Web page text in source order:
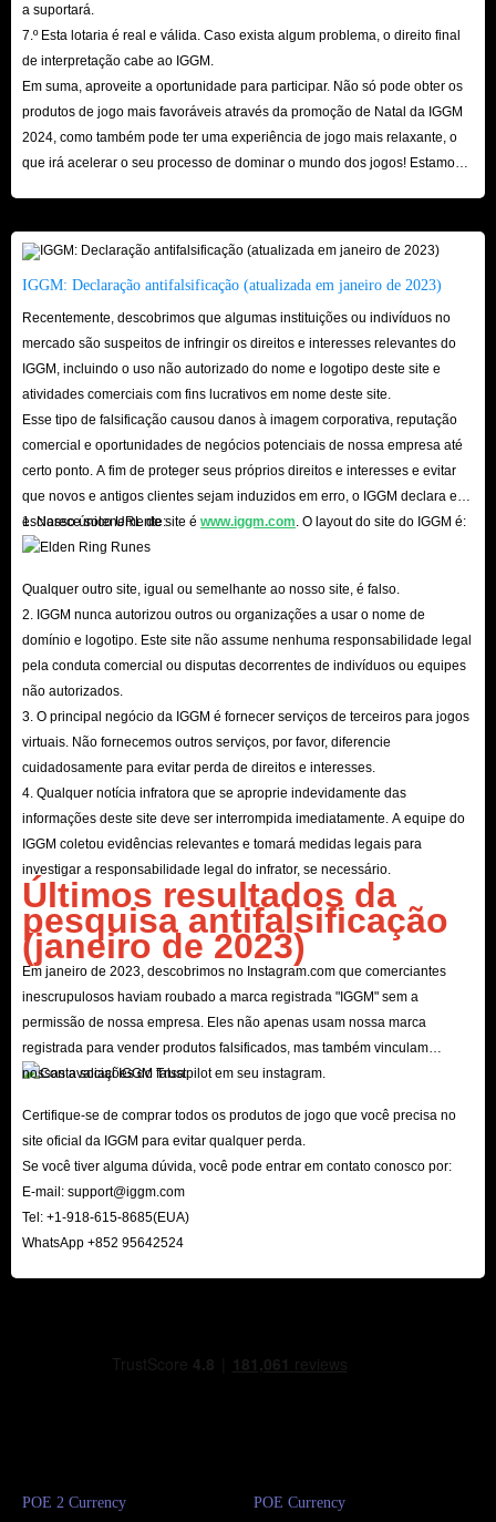
a suportará.
7.º Esta lotaria é real e válida. Caso exista algum problema, o direito final
de interpretação cabe ao IGGM.
Em suma, aproveite a oportunidade para participar. Não só pode obter os
produtos de jogo mais favoráveis ​​através da promoção de Natal da IGGM
2024, como também pode ter uma experiência de jogo mais relaxante, o
que irá acelerar o seu processo de dominar o mundo dos jogos! Estamos
IGGM: Declaração antifalsificação (atualizada em janeiro de 2023)
Recentemente, descobrimos que algumas instituições ou indivíduos no
mercado são suspeitos de infringir os direitos e interesses relevantes do
IGGM, incluindo o uso não autorizado do nome e logotipo deste site e
atividades comerciais com fins lucrativos em nome deste site.
Esse tipo de falsificação causou danos à imagem corporativa, reputação
comercial e oportunidades de negócios potenciais de nossa empresa até
certo ponto. A fim de proteger seus próprios direitos e interesses e evitar
que novos e antigos clientes sejam induzidos em erro, o IGGM declara e
esclarece solenemente:
1. Nosso único URL de site é www.iggm.com . O layout do site do IGGM é:
Qualquer outro site, igual ou semelhante ao nosso site, é falso.
2. IGGM nunca autorizou outros ou organizações a usar o nome de
domínio e logotipo. Este site não assume nenhuma responsabilidade legal
pela conduta comercial ou disputas decorrentes de indivíduos ou equipes
não autorizados.
3. O principal negócio da IGGM é fornecer serviços de terceiros para jogos
virtuais. Não fornecemos outros serviços, por favor, diferencie
cuidadosamente para evitar perda de direitos e interesses.
4. Qualquer notícia infratora que se aproprie indevidamente das
informações deste site deve ser interrompida imediatamente. A equipe do
IGGM coletou evidências relevantes e tomará medidas legais para
investigar a responsabilidade legal do infrator, se necessário.
Últimos resultados da
pesquisa antifalsificação
(janeiro de 2023)
Em janeiro de 2023, descobrimos no Instagram.com que comerciantes
inescrupulosos haviam roubado a marca registrada "IGGM" sem a
permissão de nossa empresa. Eles não apenas usam nossa marca
registrada para vender produtos falsificados, mas também vinculam
nossas avaliações do Trustpilot em seu instagram.
Certifique-se de comprar todos os produtos de jogo que você precisa no
site oficial da IGGM para evitar qualquer perda.
Se você tiver alguma dúvida, você pode entrar em contato conosco por:
E-mail: support@iggm.com
Tel: +1-918-615-8685(EUA)
WhatsApp +852 95642524
POE 2 Currency POE Currency